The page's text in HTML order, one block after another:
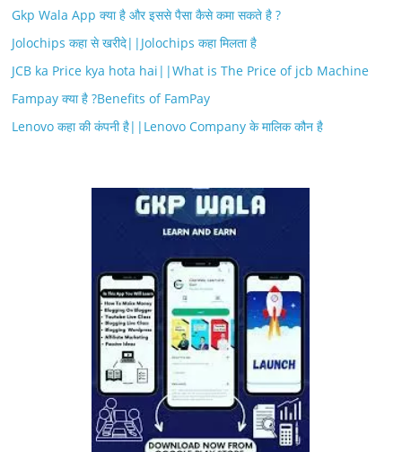
Gkp Wala App क्या है और इससे पैसा कैसे कमा सकते है ?
Jolochips कहा से खरीदे||Jolochips कहा मिलता है
JCB ka Price kya hota hai||What is The Price of jcb Machine
Fampay क्या है ?Benefits of FamPay
Lenovo कहा की कंपनी है||Lenovo Company के मालिक कौन है